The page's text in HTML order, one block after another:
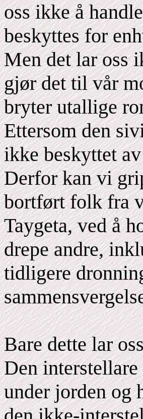
oss ikke å
beskyttes for
Men det lar oss
gjør det til vår
bryter utallige
Ettersom den
ikke beskyttet
Derfor kan vi
bortført folk fra
Taygeta, ved å
drepe andre,
tidligere
Bare dette lar
Den
under jorden og